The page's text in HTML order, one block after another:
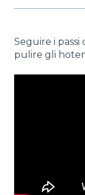
Seguire i
pulire gli